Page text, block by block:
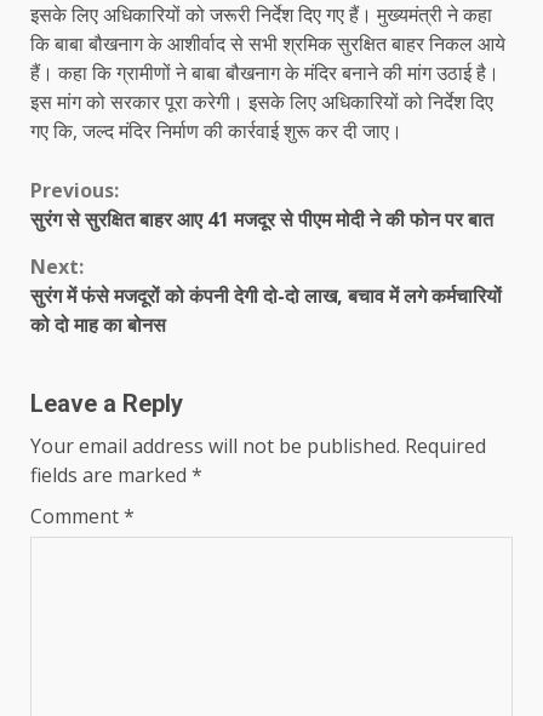
इसके लिए अधिकारियों को जरूरी निर्देश दिए गए हैं। मुख्यमंत्री ने कहा
कि बाबा बौखनाग के आशीर्वाद से सभी श्रमिक सुरक्षित बाहर निकल आये
हैं। कहा कि ग्रामीणों ने बाबा बौखनाग के मंदिर बनाने की मांग उठाई है।
इस मांग को सरकार पूरा करेगी। इसके लिए अधिकारियों को निर्देश दिए
गए कि, जल्द मंदिर निर्माण की कार्रवाई शुरू कर दी जाए।
Continue
Reading
Previous:
सुरंग से सुरक्षित बाहर आए 41 मजदूर से पीएम मोदी ने की फोन पर बात
Next:
सुरंग में फंसे मजदूरों को कंपनी देगी दो-दो लाख, बचाव में लगे कर्मचारियों
को दो माह का बोनस
Leave a Reply
Your email address will not be published. Required
fields are marked *
Comment*